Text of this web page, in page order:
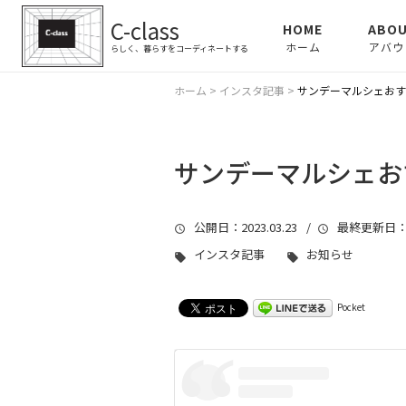
C-class
らしく、暮らすをコーディネートする
HOME
ホーム アバ
ホーム > インスタ記事 > サンデーマルシェお
サンデーマルシェ
公開日 ：2023.03.23 / 最終更新日
インスタ記事
お知らせ
Pocket